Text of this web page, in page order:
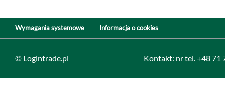
Wymagania systemowe Informacja o cookies
© Logintrade.pl Kontakt: nr tel. +48 71